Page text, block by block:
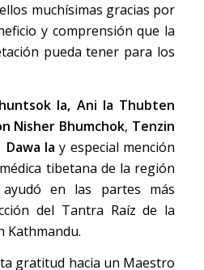
muchísimas gracias por
y comprensión que la
pueda tener para los
la, Ani la Thubten
Nisher Bhumchok, Tenzin
Dawa la y especial mención
tibetana de la región
en las partes más
del Tantra Raíz de la
Kathmandu.
gratitud hacia un Maestro